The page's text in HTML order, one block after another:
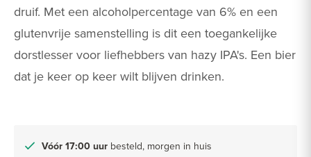
druif. Met een alcoholpercentage van 6% en een
glutenvrije samenstelling is dit een toegankelijke
dorstlesser voor liefhebbers van hazy IPA's. Een bier
dat je keer op keer wilt blijven drinken.
Vóór 17:00 uur besteld, morgen in huis